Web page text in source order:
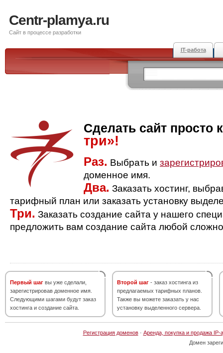
Centr-plamya.ru
Сайт в процессе разработки
IT-работа
Сделать сайт просто
три»!
Раз. Выбрать и
доменное имя.
Два. Заказать хостинг,
тарифный план или заказать установку
Три. Заказать создание сайта у нашего
предложить вам создание сайта любой
Первый шаг вы уже сделали,
зарегистрировав доменное имя.
Следующими шагами будут заказ
хостинга и создание сайта.
Второй шаг - заказ хостинга из
предлагаемых тарифных планов.
Также вы можете заказать у нас
установку выделенного сервера.
Регистрация доменов· Аренда, покупка и продажа IP-
Домен